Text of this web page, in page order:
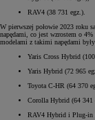
RAV4 (38 731 egz.).
W pierwszej połowie 2023 roku
napędami, co jest wzrostem o
modelami z takimi napędami
Yaris Cross Hybrid
Yaris Hybrid (72 965
Toyota C-HR (64 370
Corolla Hybrid (64 341
RAV4 Hybrid i Plug-in